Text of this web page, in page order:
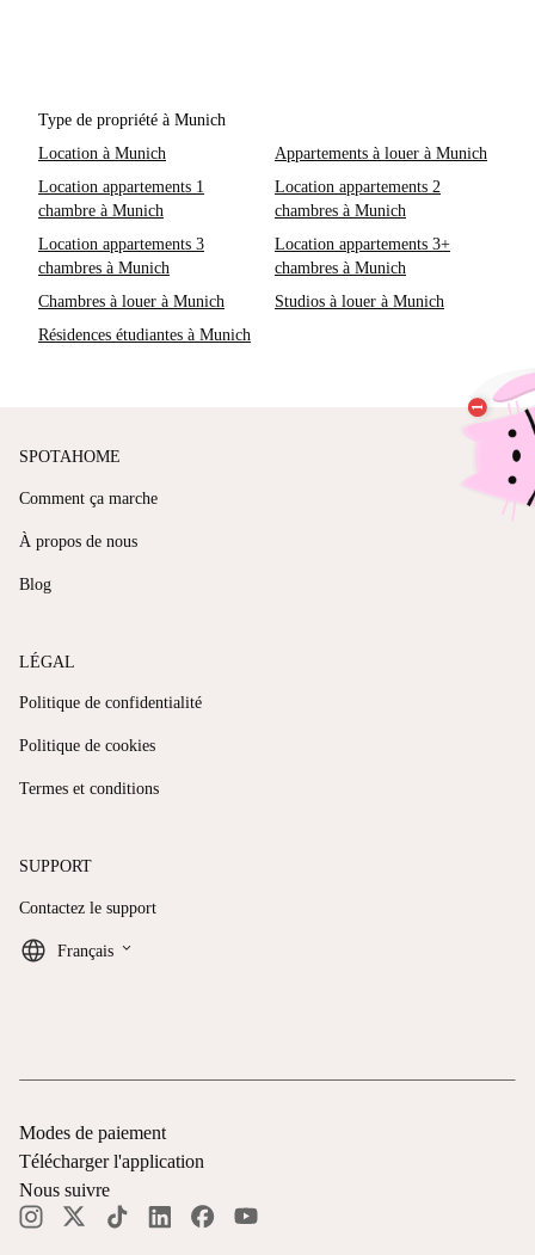
Type de propriété à Munich
Location à Munich
Appartements à louer à Munich
Location appartements 1
chambre à Munich
Location appartements 2
chambres à Munich
Location appartements 3
chambres à Munich
Location appartements 3+
chambres à Munich
Chambres à louer à Munich
Studios à louer à Munich
Résidences étudiantes à Munich
SPOTAHOME
Comment ça marche
À propos de nous
Blog
LÉGAL
Politique de confidentialité
Politique de cookies
Termes et conditions
SUPPORT
Contactez le support
Français keyboard_arrow_down
Modes de paiement
Télécharger l'application
Nous suivre